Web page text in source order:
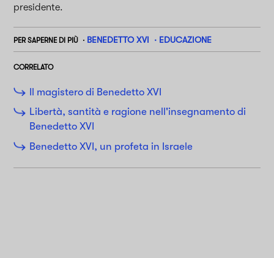
presidente.
PER SAPERNE DI PIÙ BENEDETTO XVI EDUCAZIONE
CORRELATO
Il magistero di Benedetto XVI
Libertà, santità e ragione nell'insegnamento di
Benedetto XVI
Benedetto XVI, un profeta in Israele